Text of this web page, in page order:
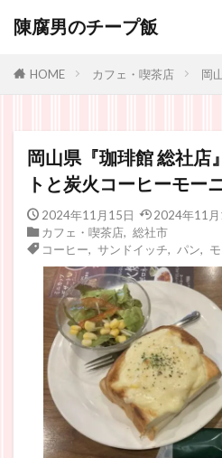
陳腐男のチープ飯
HOME カフェ・喫茶店 岡
岡山県『珈琲館 総社店
トと炭火コーヒーモー
2024年11月15日
2024年11月
カフェ・喫茶店, 総社市
コーヒー
サンドイッチ パン